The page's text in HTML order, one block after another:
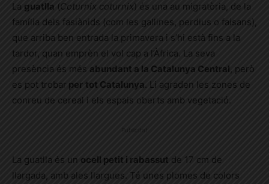
La guatlla (Coturnix coturnix) és una au migratòria, de la
família dels fasiànids (com les gallines, perdius o faisans),
que arriba ben entrada la primavera i s’hi està fins a la
tardor, quan emprèn el vol cap a l’Àfrica. La seva
presència és més abundant a la Catalunya Central , però
es pot trobar per tot Catalunya. Li agraden les zones de
conreu de cereal i els espais oberts amb vegetació.
La guatlla és un ocell petit i rabassut de 17 cm de
llargada, amb ales llargues. Té unes plomes de colors